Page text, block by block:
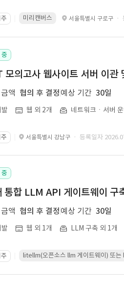
미리캔버스 서울특별시 구로구 ·
모의고사 웹사이트 서버 이관
액 협의 후 결정 예상 기간 30일
발 웹 외 2개 네트워크ㆍ서버
서울특별시 강남구 · 등록일자
통합 LLM API 게이트웨이 구
액 협의 후 결정 예상 기간 30일
발 웹 외 1개 LLM 구축 외 1개
litellm(오픈소스 llm 게이트웨이) 또는